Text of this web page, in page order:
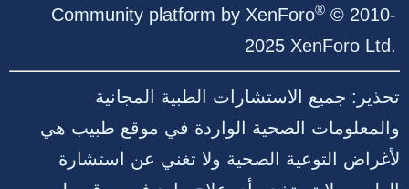
Community platform by XenForo® © 2010-
2025 XenForo Ltd.
تحذير: جميع الاستشارات الطبية المجانية
والمعلومات الصحية الواردة في موقع طبيب هي
لأغراض التوعية الصحية ولا تغني عن استشارة